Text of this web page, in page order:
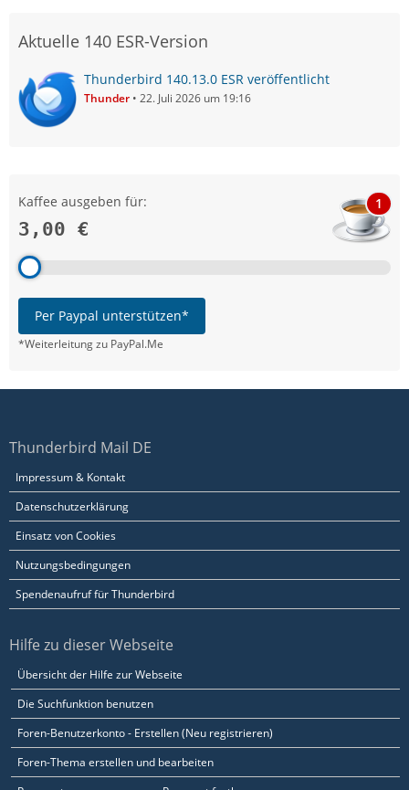
Aktuelle 140 ESR-Version
Thunderbird 140.13.0 ESR veröffentlicht
Thunder 22. Juli 2026 um 19:16
Kaffee ausgeben für:
3,00 €
1
Per Paypal unterstützen*
*Weiterleitung zu PayPal.Me
Thunderbird Mail DE
Impressum & Kontakt
Datenschutzerklärung
Einsatz von Cookies
Nutzungsbedingungen
Spendenaufruf für Thunderbird
Hilfe zu dieser Webseite
Übersicht der Hilfe zur Webseite
Die Suchfunktion benutzen
Foren-Benutzerkonto - Erstellen (Neu registrieren)
Foren-Thema erstellen und bearbeiten